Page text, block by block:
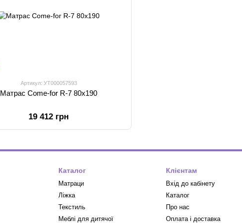
Артикул: УТ000057593
Матрас Come-for R-7 80х190
19 412 грн
Каталог
Матраци
Ліжка
Текстиль
Меблі для дитячої
Клієнтам
Вхід до кабінету
Каталог
Про нас
Оплата і доставка